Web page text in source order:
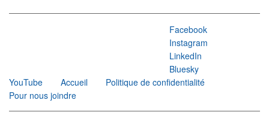
Facebook
Instagram
LinkedIn
Bluesky
YouTube
Accueil
Politique de confidentialité
Pour nous joindre